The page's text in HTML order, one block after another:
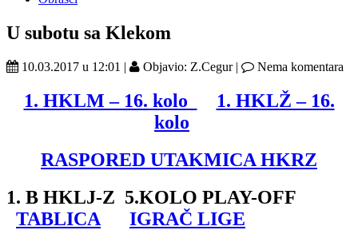
U subotu sa Klekom
10.03.2017 u 12:01 | Objavio: Z.Cegur | Nema komentara
1. HKLM – 16. kolo
1. HKLŽ – 16.
kolo
RASPORED UTAKMICA HKRZ
1. B HKLJ-Z 5.KOLO PLAY-OFF
TABLICA
IGRAČ LIGE